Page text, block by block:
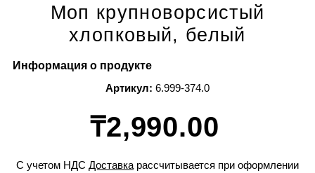
Моп крупноворсистый
хлопковый, белый
Информация о продукте
Артикул: 6.999-374.0
₸2,990.00
С учетом НДС Доставкарассчитывается при оформлении